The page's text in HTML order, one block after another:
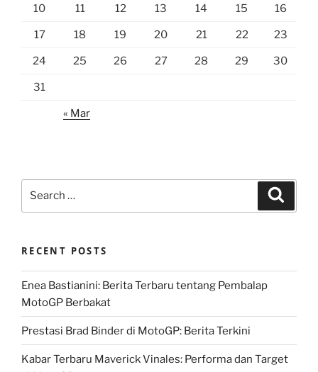
10 11 12 13 14 15 16
17 18 19 20 21 22 23
24 25 26 27 28 29 30
31
« Mar
RECENT POSTS
Enea Bastianini: Berita Terbaru tentang Pembalap
MotoGP Berbakat
Prestasi Brad Binder di MotoGP: Berita Terkini
Kabar Terbaru Maverick Vinales: Performa dan Target